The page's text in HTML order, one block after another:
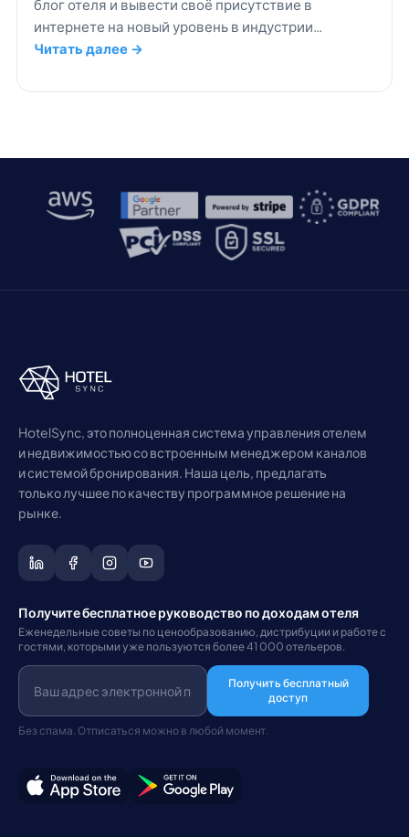
блог отеля и вывести своё присутствие в
интернете на новый уровень в индустрии
гостеприимства.
Читать далее →
HotelSync, это полноценная система управления отелем
и недвижимостью со встроенным менеджером каналов
и системой бронирования. Наша цель, предлагать
только лучшее по качеству программное решение на
рынке.
Получите бесплатное руководство по доходам отеля
Еженедельные советы по ценообразованию, дистрибуции и работе с
гостями, которыми уже пользуются более 41 000 отельеров.
Получить бесплатный
доступ
Без спама. Отписаться можно в любой момент.